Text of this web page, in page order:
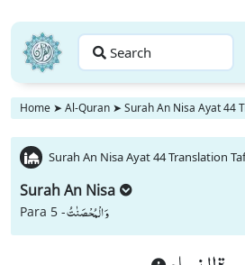
Search
Home ➤ Al-Quran ➤ Surah An Nisa Ayat 44
Surah An Nisa Ayat 44 Translation
Surah An Nisa
Para 5 -وَ الْمُحْصَنٰتُ